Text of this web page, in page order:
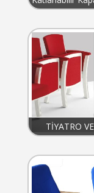
TİYATRO